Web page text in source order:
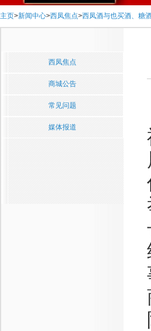
主页>新闻中心>西凤焦点>西凤酒与也买酒、糖
西凤焦点
商城公告
常见问题
媒体报道